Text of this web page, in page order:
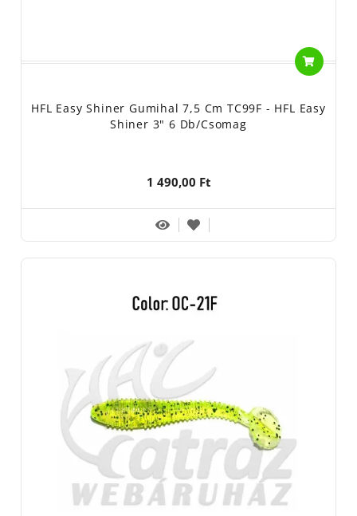
HFL Easy Shiner Gumihal 7,5 Cm TC99F - HFL Easy
Shiner 3" 6 Db/csomag
1 490,00 Ft